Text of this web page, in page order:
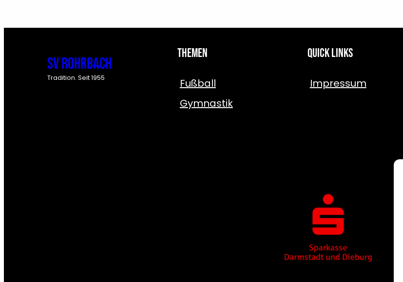
SV Rohrbach
Tradition. Seit 1955
Themen
Fußball
Gymnastik
Quick Links
Impressum